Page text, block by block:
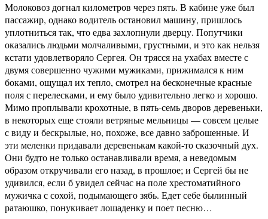
Молоковоз догнал километров через пять. В кабине уже был
пассажир, однако водитель остановил машину, пришлось
уплотниться так, что едва захлопнули дверцу. Попутчики
оказались людьми молчаливыми, грустными, и это как нельзя
кстати удовлетворяло Сергея. Он трясся на ухабах вместе с
двумя совершенно чужими мужиками, прижимался к ним
боками, ощущал их тепло, смотрел на бесконечные красные
поля с перелесками, и ему было удивительно легко и хорошо.
Мимо проплывали крохотные, в пять-семь дворов деревеньки,
в некоторых еще стояли ветряные мельницы — совсем целые
с виду и бескрылые, но, похоже, все давно заброшенные. И
эти меленки придавали деревенькам какой-то сказочный дух.
Они будто не только останавливали время, а неведомым
образом откручивали его назад, в прошлое; и Сергей бы не
удивился, если б увидел сейчас на поле хрестоматийного
мужичка с сохой, подымающего зябь. Едет себе былинный
ратаюшко, понукивает лошаденку и поет песню…